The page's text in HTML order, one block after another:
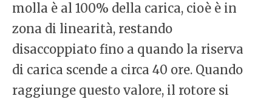
molla è al 100% della carica, cioè è in
zona di linearità, restando
disaccoppiato fino a quando la riserva
di carica scende a circa 40 ore. Quando
raggiunge questo valore, il rotore si